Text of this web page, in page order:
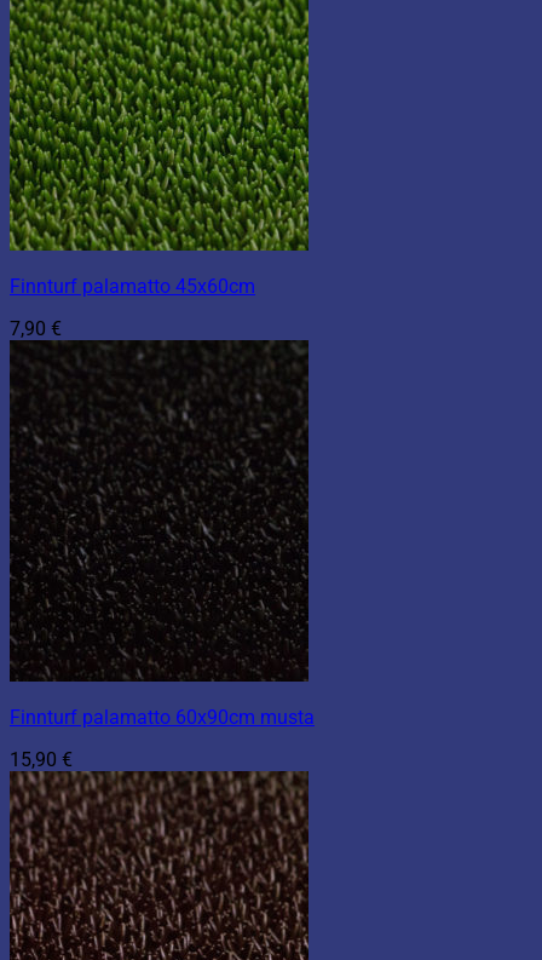
Finnturf palamatto 45x60cm
7,90 €
Finnturf palamatto 60x90cm musta
15,90 €